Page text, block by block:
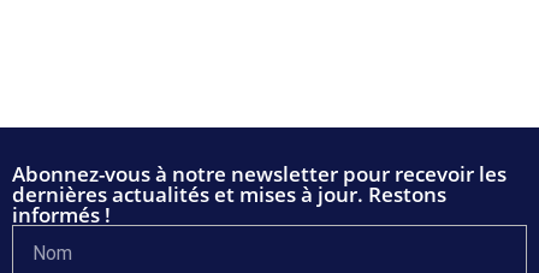
Abonnez-vous à notre newsletter pour recevoir les
dernières actualités et mises à jour. Restons
informés !